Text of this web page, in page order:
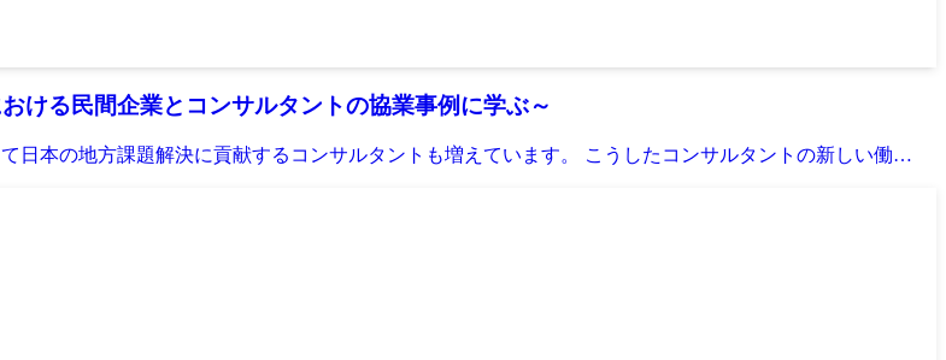
ける民間企業とコンサルタントの協業事例に学ぶ～
日本の地方課題解決に貢献するコンサルタントも増えています。 こうしたコンサルタントの新しい働…